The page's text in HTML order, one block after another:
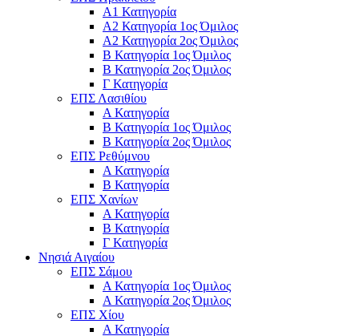
Α1 Κατηγορία
Α2 Κατηγορία 1ος Όμιλος
Α2 Κατηγορία 2ος Όμιλος
Β Κατηγορία 1ος Όμιλος
Β Κατηγορία 2ος Όμιλος
Γ Κατηγορία
ΕΠΣ Λασιθίου
Α Κατηγορία
Β Κατηγορία 1ος Όμιλος
Β Κατηγορία 2ος Όμιλος
ΕΠΣ Ρεθύμνου
Α Κατηγορία
Β Κατηγορία
ΕΠΣ Χανίων
Α Κατηγορία
Β Κατηγορία
Γ Κατηγορία
Νησιά Αιγαίου
ΕΠΣ Σάμου
Α Κατηγορία 1ος Όμιλος
Α Κατηγορία 2ος Όμιλος
ΕΠΣ Χίου
Α Κατηγορία